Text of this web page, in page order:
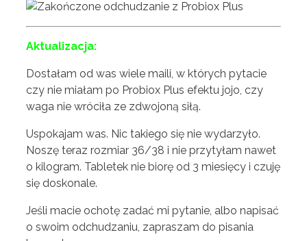
Aktualizacja:
Dostałam od was wiele maili, w których pytacie
czy nie miałam po Probiox Plus efektu jojo, czy
waga nie wróciła ze zdwojoną siłą.
Uspokajam was. Nic takiego się nie wydarzyło.
Noszę teraz rozmiar 36/38 i nie przytyłam nawet
o kilogram. Tabletek nie biorę od 3 miesięcy i czuję
się doskonale.
Jeśli macie ochotę zadać mi pytanie, albo napisać
o swoim odchudzaniu, zapraszam do pisania